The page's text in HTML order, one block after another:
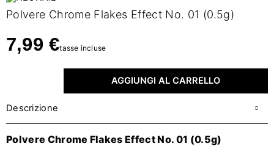
Polvere Chrome Flakes Effect No. 01 (0.5g)
7,99 €tasse incluse
AGGIUNGI AL CARRELLO
Descrizione
Polvere Chrome Flakes Effect No. 01 (0.5g)